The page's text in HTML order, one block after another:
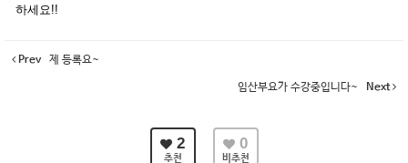
하세요!!
Prev 제 등록요~
임산부요가 수강중입니다~ Next
2
추천
0
비추천